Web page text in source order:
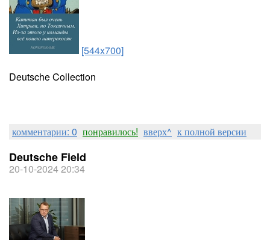
[544x700]
Deutsche Collection
комментарии: 0 понравилось! вверх^ к полной версии
Deutsche Field
20-10-2024 20:34